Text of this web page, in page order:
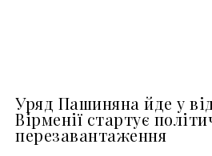
Уряд Пашиняна йде у
Вірменії стартує
перезавантаження